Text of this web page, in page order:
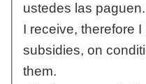
ustedes las paguen.
I receive, therefore
subsidies, on
them.